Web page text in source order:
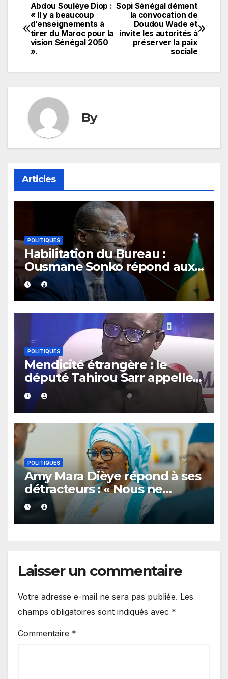
Navigation
de
l’article
Sopi Sénégal dément
la convocation de
Doudou Wade et
invite les autorités à
préserver la paix
sociale
Abdou Soulèye Diop :
« Il y a beaucoup
d’enseignements à
tirer du Maroc pour la
vision Sénégal 2050
».
By
Articles
POLITIQUES
Habilitation du Bureau :
Ousmane Sonko répond aux
contestataires avec 5 textes
et 6 commissions d’enquête
POLITIQUES
Mendicité étrangère : le
député Tahirou Sarr appelle à
éviter que le Sénégal ne
devienne un « refuge
permanent »
POLITIQUES
Amy Mara Dièye répond à ses
détracteurs : « Nous ne
céderons aucun centimètre »
Laisser un commentaire
Votre adresse e-mail ne sera pas publiée. Les
champs obligatoires sont indiqués avec *
Commentaire *